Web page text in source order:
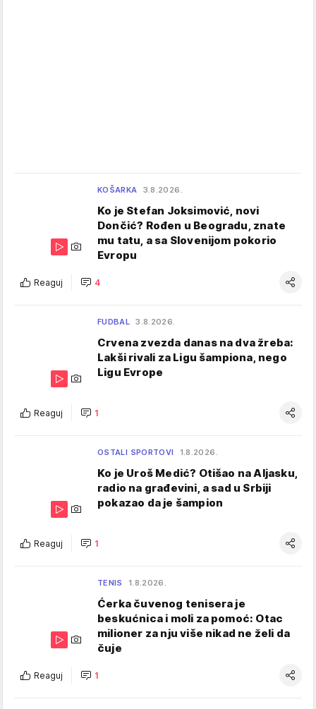
KOŠARKA 3.8.2026.
Ko je Stefan Joksimović, novi
Dončić? Rođen u Beogradu, znate
mu tatu, a sa Slovenijom pokorio
Evropu
Reaguj 4
FUDBAL 3.8.2026.
Crvena zvezda danas na dva žreba:
Lakši rivali za Ligu šampiona, nego
Ligu Evrope
Reaguj 1
OSTALI SPORTOVI 1.8.2026.
Ko je Uroš Medić? Otišao na Aljasku,
radio na građevini, a sad u Srbiji
pokazao da je šampion
Reaguj 1
TENIS 1.8.2026.
Ćerka čuvenog tenisera je
beskućnica i moli za pomoć: Otac
milioner za nju više nikad ne želi da
čuje
Reaguj 1